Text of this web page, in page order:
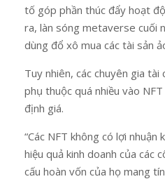
tố góp phần thúc đẩy hoạt
ra, làn sóng metaverse cuối
dùng đổ xô mua các tài sản
Tuy nhiên, các chuyên gia tài
phụ thuộc quá nhiều vào
định giá.
“Các NFT không có lợi
hiệu quả kinh doanh của các
cấu hoàn vốn của họ mang